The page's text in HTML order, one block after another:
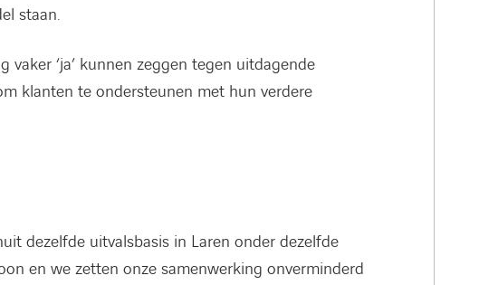
staan.
‘ja’ kunnen zeggen tegen uitdagende
klanten te ondersteunen met hun verdere
dezelfde uitvalsbasis in Laren onder dezelfde
en we zetten onze samenwerking onverminderd